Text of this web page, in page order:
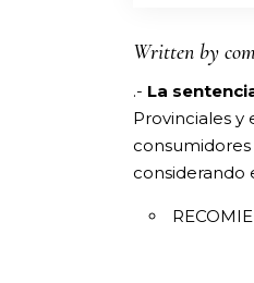
Written by
.- La
Provinciales
considerando